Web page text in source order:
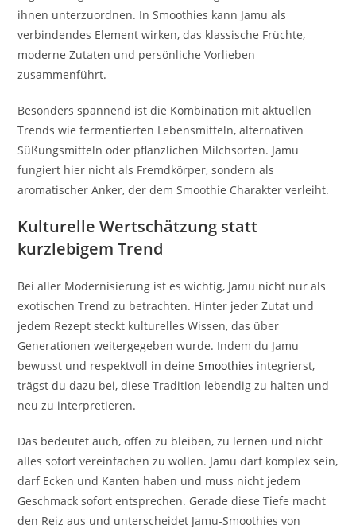
ihnen unterzuordnen. In Smoothies kann Jamu als
verbindendes Element wirken, das klassische Früchte,
moderne Zutaten und persönliche Vorlieben
zusammenführt.
Besonders spannend ist die Kombination mit aktuellen
Trends wie fermentierten Lebensmitteln, alternativen
Süßungsmitteln oder pflanzlichen Milchsorten. Jamu
fungiert hier nicht als Fremdkörper, sondern als
aromatischer Anker, der dem Smoothie Charakter verleiht.
Kulturelle Wertschätzung statt
kurzlebigem Trend
Bei aller Modernisierung ist es wichtig, Jamu nicht nur als
exotischen Trend zu betrachten. Hinter jeder Zutat und
jedem Rezept steckt kulturelles Wissen, das über
Generationen weitergegeben wurde. Indem du Jamu
bewusst und respektvoll in deineSmoothies integrierst,
trägst du dazu bei, diese Tradition lebendig zu halten und
neu zu interpretieren.
Das bedeutet auch, offen zu bleiben, zu lernen und nicht
alles sofort vereinfachen zu wollen. Jamu darf komplex sein,
darf Ecken und Kanten haben und muss nicht jedem
Geschmack sofort entsprechen. Gerade diese Tiefe macht
den Reiz aus und unterscheidet Jamu-Smoothies von